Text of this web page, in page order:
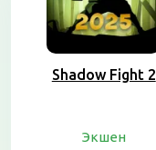
Shadow Fight 2
Экшен